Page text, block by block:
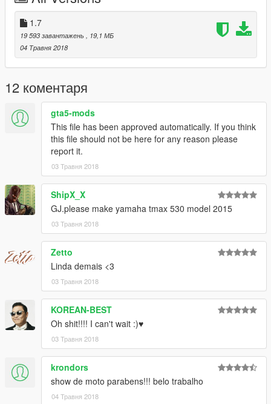
https://www.facebook.com/CarlosDaanrlley
caso queira mais mods como esse, mantenha os créditos, eo
link original de download!
Peço com muita educação que respeite o trabalho dos outros.
********************BRASIL********************
1.7
19 593 завантажень
, 19,1 МБ
04 Травня 2018
12 коментаря
gta5-mods
This file has been approved automatically. If you think
this file should not be here for any reason please
report it.
03 Травня 2018
ShipX_X
GJ.please make yamaha tmax 530 model 2015
03 Травня 2018
Zetto
Linda demais <3
03 Травня 2018
KOREAN-BEST
Oh shit!!!! I can't wait :)♥
03 Травня 2018
krondors
show de moto parabens!!! belo trabalho
04 Травня 2018